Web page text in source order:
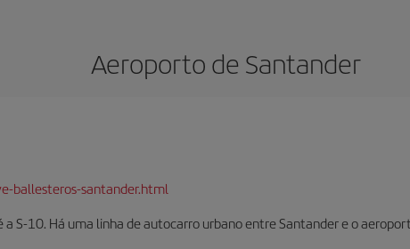
Aeroporto de Santander
ballesteros-santander.html
S-10. Há uma linha de autocarro urbano entre Santander e o